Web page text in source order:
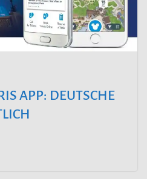
APP: DEUTSCHE